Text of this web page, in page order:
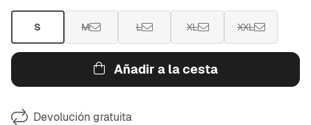
S M L XL XXL
Añadir a la cesta
Devolución gratuita